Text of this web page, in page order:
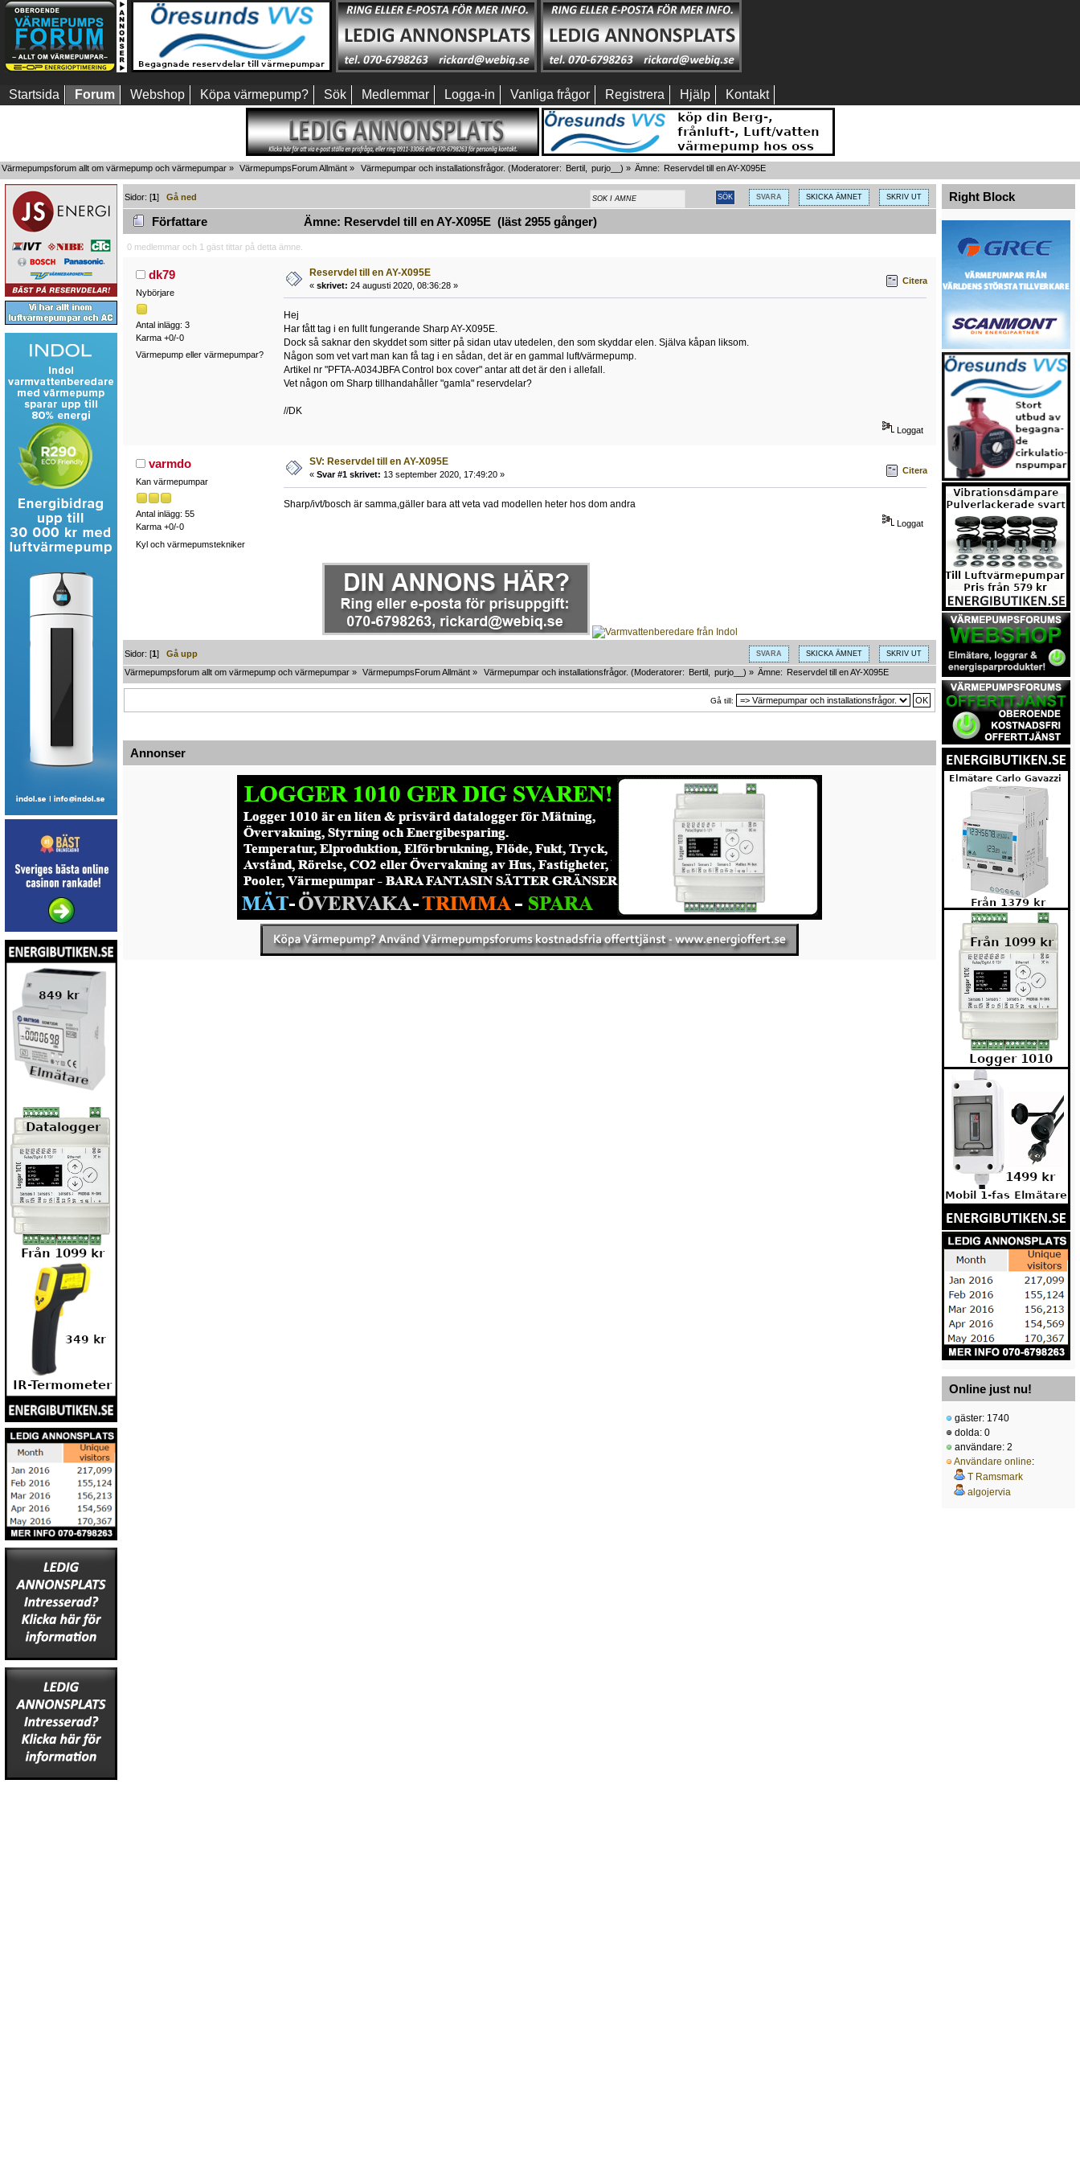
Startsida Forum Webshop Köpa värmepump? Sök Medlemmar Logga-in Vanliga frågor Registrera Hjälp Kontakt
Värmepumpsforum allt om värmepump och värmepumpar » VärmepumpsForum Allmänt » Värmepumpar och installationsfrågor. (Moderatorer: Bertil, purjo__ ) » Ämne: Reservdel till en AY-X095E
SVARA SKICKA ÄMNET SKRIV UT
Sidor: [1]Gå ned
Författare Ämne: Reservdel till en AY-X095E (läst 2955 gånger)
0 medlemmar och 1 gäst tittar på detta ämne.
dk79
Nybörjare
Antal inlägg: 3
Karma +0/-0
Värmepump eller värmepumpar?
Reservdel till en AY-X095E
« skrivet: 24 augusti 2020, 08:36:28 » Citera
Hej
Har fått tag i en fullt fungerande Sharp AY-X095E.
Dock så saknar den skyddet som sitter på sidan utav utedelen, den som skyddar elen. Själva kåpan liksom.
Någon som vet vart man kan få tag i en sådan, det är en gammal luft/värmepump.
Artikel nr "PFTA-A034JBFA Control box cover" antar att det är den i allefall.
Vet någon om Sharp tillhandahåller "gamla" reservdelar?
//DK
Loggat
varmdo
Kan värmepumpar
Antal inlägg: 55
Karma +0/-0
Kyl och värmepumstekniker
SV: Reservdel till en AY-X095E
« Svar #1 skrivet: 13 september 2020, 17:49:20 » Citera
Sharp/ivt/bosch är samma,gäller bara att veta vad modellen heter hos dom andra
Loggat
SVARA SKICKA ÄMNET SKRIV UT
Sidor: [1]Gå upp
Värmepumpsforum allt om värmepump och värmepumpar » VärmepumpsForum Allmänt » Värmepumpar och installationsfrågor. (Moderatorer: Bertil , purjo__ ) » Ämne: Reservdel till en AY-X095E
Gå till:
Annonser
Right Block
Online just nu!
gäster: 1740
dolda: 0
användare: 2
Användare online:
T Ramsmark
algojervia